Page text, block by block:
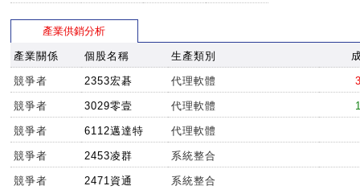
產業供銷分析
產業關係 個股名稱 生產類別
競爭者 2353宏碁 代理軟體
競爭者 3029零壹 代理軟體
競爭者 6112邁達特 代理軟體
競爭者 2453凌群 系統整合
競爭者 2471資通 系統整合